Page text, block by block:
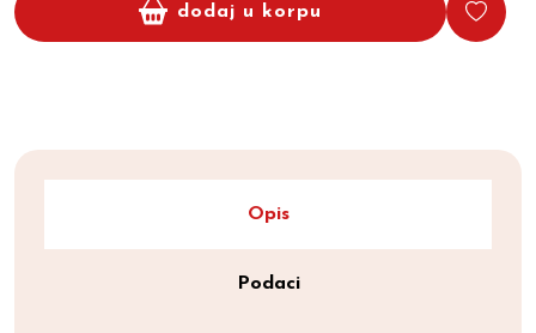
dodaj u korpu
Opis
Podaci